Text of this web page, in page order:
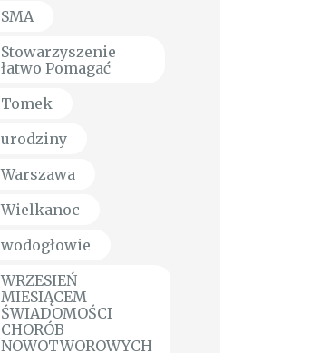
SMA
Stowarzyszenie
łatwo Pomagać
Tomek
urodziny
Warszawa
Wielkanoc
wodogłowie
WRZESIEŃ
MIESIĄCEM
ŚWIADOMOŚCI
CHORÓB
NOWOTWOROWYCH